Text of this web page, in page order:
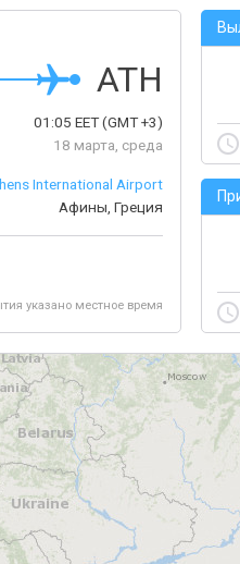
ATH
01:05 EET(GMT +3)
18 марта, среда
International Airport
Афины, Греция
указано местное время